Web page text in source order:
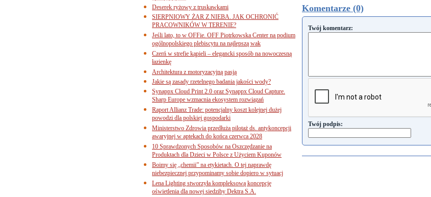
Komentarze (0)
Twój komentarz:
Twój podpis:
Deserek ryżowy z truskawkami
SIERPNIOWY ŻAR Z NIEBA. JAK OCHRONIĆ
PRACOWNIKÓW W TERENIE?
Jeśli lato, to w OFFie. OFF Piotrkowska Center na podium
ogólnopolskiego plebiscytu na najlepszą wak
Czerń w strefie kąpieli – elegancki sposób na nowoczesną
łazienkę
Architektura z motoryzacyjną pasją
Jakie są zasady rzetelnego badania jakości wody?
Synappx Cloud Print 2.0 oraz Synappx Cloud Capture.
Sharp Europe wzmacnia ekosystem rozwiązań
Raport Allianz Trade: potencjalny koszt kolejnej dużej
powodzi dla polskiej gospodarki
Ministerstwo Zdrowia przedłuża pilotaż ds. antykoncepcji
awaryjnej w aptekach do końca czerwca 2028
10 Sprawdzonych Sposobów na Oszczędzanie na
Produktach dla Dzieci w Polsce z Użyciem Kuponów
Boimy się „chemii” na etykietach. O tej naprawdę
niebezpiecznej przypominamy sobie dopiero w sytuacj
Lena Lighting stworzyła kompleksową koncepcję
oświetlenia dla nowej siedziby Dektra S.A.